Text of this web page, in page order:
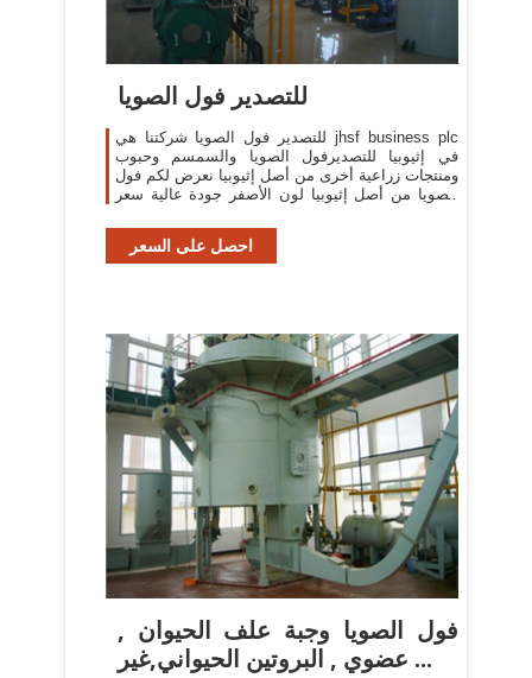
للتصدير فول الصويا
للتصدير فول الصويا شركتنا هي jhsf business plc
في إثيوبيا للتصديرفول الصويا والسمسم وحبوب
ومنتجات زراعية أخرى من أصل إثيوبيا نعرض لكم فول
الصويا من أصل إثيوبيا لون الأصفر جودة عالية سعر
احصل على السعر
فول الصويا وجبة علف الحيوان ,
عضوي , البروتين الحيواني,غير ...